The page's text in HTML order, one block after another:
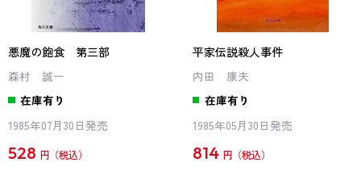
悪魔の飽食 第三部
森村 誠一
在庫有り
1985年07月30日発売
528 円
平家伝説殺人事件
内田 康夫
在庫有り
1985年05月30日発売
814 円